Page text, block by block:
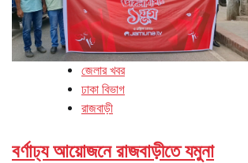
জেলার খবর
ঢাকা বিভাগ
রাজবাড়ী
বর্ণাঢ্য আয়োজনে রাজবাড়ীতে যমুনা